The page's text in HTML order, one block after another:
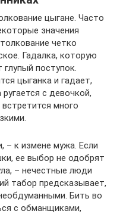
цыгане. Часто
значения
четко
Гадалка, которую
поступок.
цыганка и гадает,
с девочкой,
много
– к измене мужа. Если
ее выбор не одобрят
– нечестные люди
табор предсказывает,
Бить во
с обманщиками,